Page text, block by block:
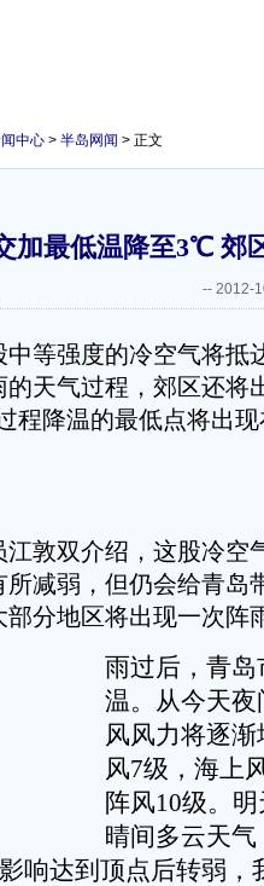
中心 > 半岛网闻 > 正文
加最低温降至3℃ 郊
-- 2012-
等强度的冷空气将抵
天气过程，郊区还将
程降温的最低点将出
敦双介绍，这股冷空
减弱，但仍会给青岛
分地区将出现一次阵
雨过后，青
温。从今天
风风力将逐
风7级，海上
阵风10级。
晴间多云天
响达到顶点后转弱，